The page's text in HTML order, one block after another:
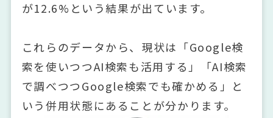
が12.6%という結果が出ています。
これらのデータから、現状は「Google検
索を使いつつAI検索も活用する」「AI検索
で調べつつGoogle検索でも確かめる」と
いう併用状態にあることが分かります。